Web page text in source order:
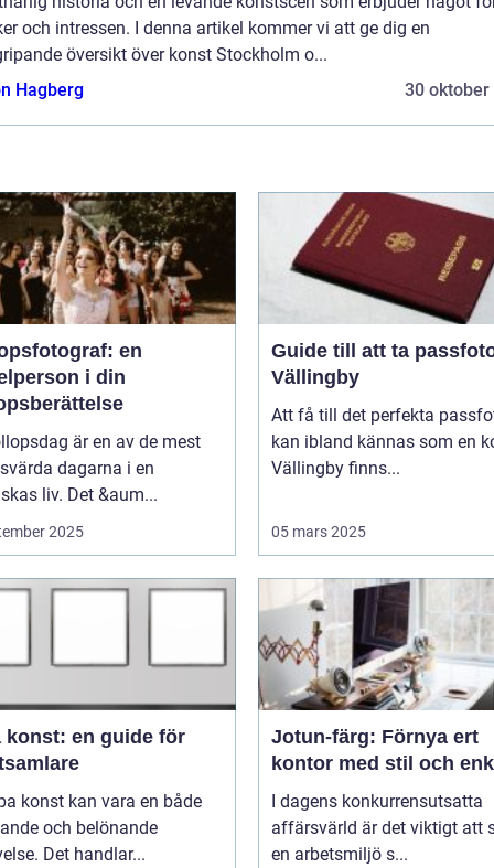
och intressen. I denna artikel kommer vi att ge dig en
översikt över konst Stockholm o...
Hagberg
30 oktober
en
i din
är en av de mest
dagarna i en
liv. Det &aum...
2025
Guide till att ta
Vällingby
Att få till det perfekta
kan ibland kännas som en
Vällingby finns...
05 mars 2025
konst: en guide för
konst kan vara en både
och belönande
Det handlar...
Jotun-färg: Förnya ert
kontor med stil och
I dagens konkurrensutsatta
affärsvärld är det viktigt att
en arbetsmiljö s...